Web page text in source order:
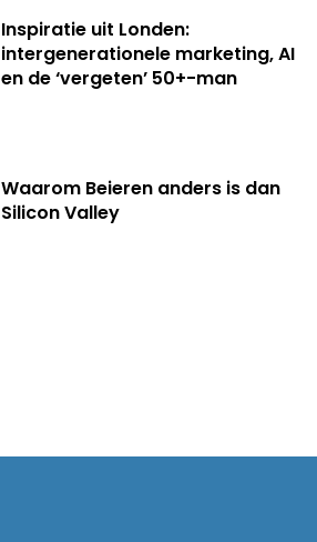
Inspiratie uit Londen:
intergenerationele marketing, AI
en de ‘vergeten’ 50+-man
Waarom Beieren anders is dan
Silicon Valley